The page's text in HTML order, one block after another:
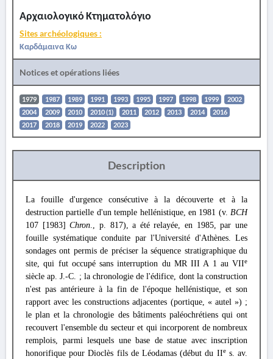
Αρχαιολογικό Κτηματολόγιο
Sites archéologiques :
Καρδάμαινα Κω
Notices et opérations liées
1979 1987 1989 1991 1993 1995 1997 1998 1999
2002
2004
2009 2010 2010 (1) 2011 2012 2013 2014
2016
2017
2018 2019 2022 2023
Description
La fouille d'urgence consécutive à la découverte et à la
destruction partielle d'un temple hellénistique, en 1981 (v. BCH
107 [1983]Chron., p. 817), a été relayée, en 1985, par une
fouille systématique conduite par l'Université d'Athènes. Les
sondages ont permis de préciser la séquence stratigraphique du
site, qui fut occupé sans interruption du MR III A 1 au VIIe
siècle ap. J.-C. ; la chronologie de l'édifice, dont la construction
n'est pas antérieure à la fin de l'époque hellénistique, et son
rapport avec les constructions adjacentes (portique, « autel ») ;
le plan et la chronologie des bâtiments paléochrétiens qui ont
recouvert l'ensemble du secteur et qui incorporent de nombreux
remplois, parmi lesquels une base de statue avec inscription
honorifique pour Dioclès fils de Léodamas (début du IIes. av.